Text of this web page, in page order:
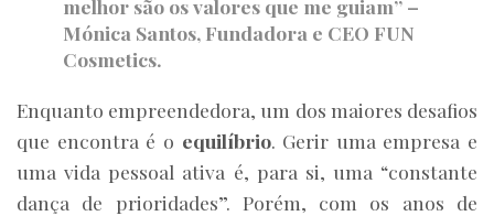
melhor são os valores que me guiam” –
Mónica Santos, Fundadora e CEO FUN
Cosmetics.
Enquanto empreendedora, um dos maiores desafios
que encontra é o equilíbrio. Gerir uma empresa e
uma vida pessoal ativa é, para si, uma “constante
dança de prioridades”. Porém, com os anos de